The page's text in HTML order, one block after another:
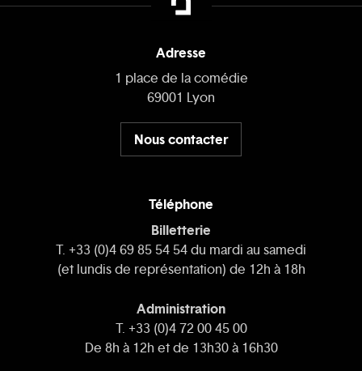
Adresse
1 place de la comédie
69001 Lyon
Nous contacter
Téléphone
Billetterie
T. +33 (0)4 69 85 54 54 du mardi au samedi
(et lundis de représentation) de 12h à 18h
Administration
T. +33 (0)4 72 00 45 00
De 8h à 12h et de 13h30 à 16h30